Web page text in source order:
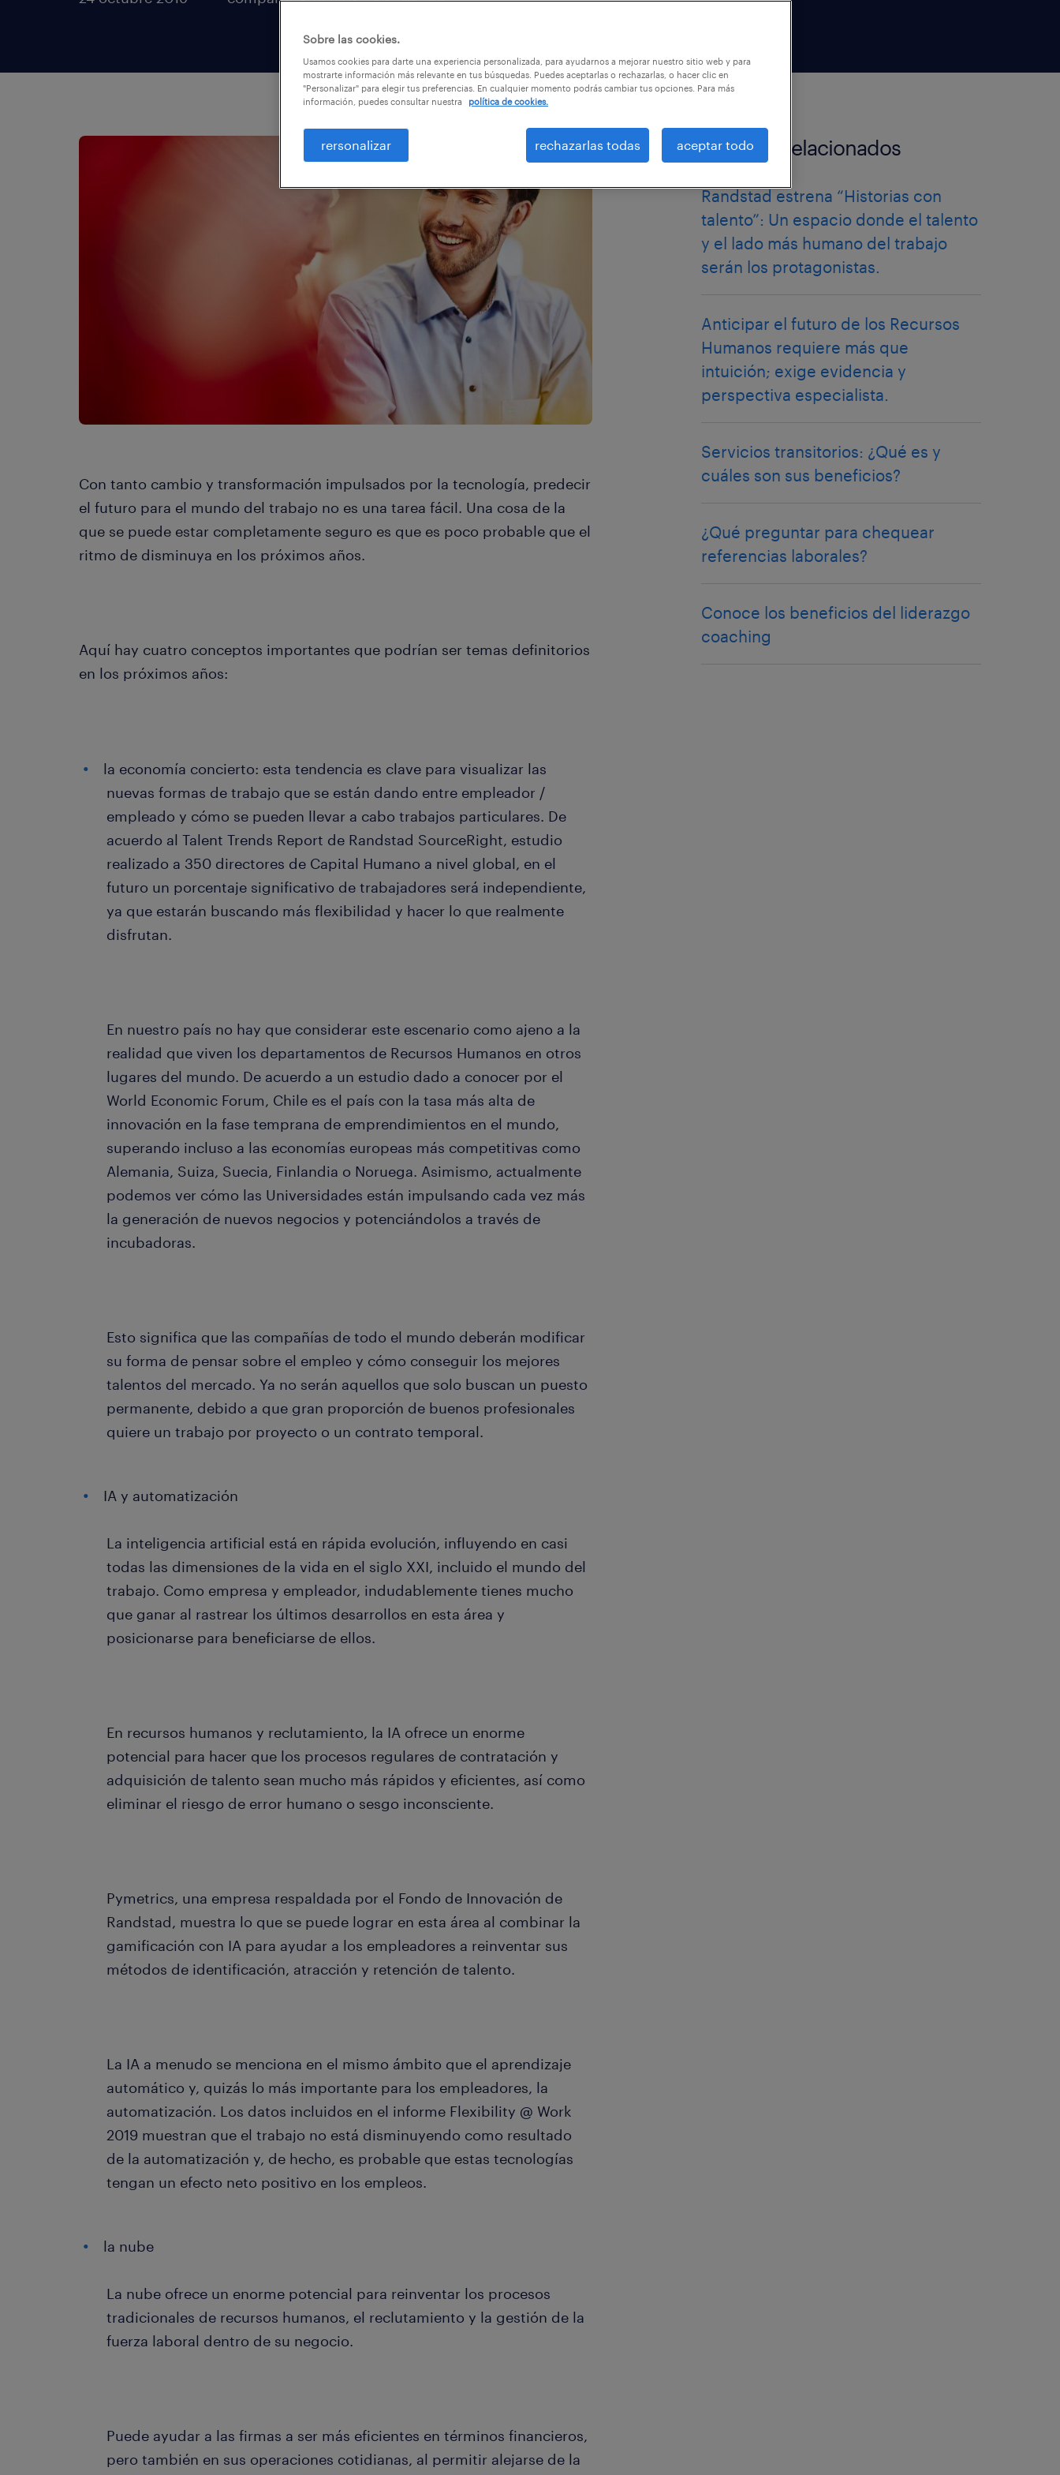
Con tanto cambio y transformación impulsados ​​por la tecnología, predecir
el futuro para el mundo del trabajo no es una tarea fácil. Una cosa de la
que se puede estar completamente seguro es que es poco probable que el
ritmo de disminuya en los próximos años.
Aquí hay cuatro conceptos importantes que podrían ser temas definitorios
en los próximos años:
la economía concierto: esta tendencia es clave para visualizar las
nuevas formas de trabajo que se están dando entre empleador /
empleado y cómo se pueden llevar a cabo trabajos particulares. De
acuerdo al Talent Trends Report de Randstad SourceRight, estudio
realizado a 350 directores de Capital Humano a nivel global, en el
futuro un porcentaje significativo de trabajadores será independiente,
ya que estarán buscando más flexibilidad y hacer lo que realmente
disfrutan.
En nuestro país no hay que considerar este escenario como ajeno a la
realidad que viven los departamentos de Recursos Humanos en otros
lugares del mundo. De acuerdo a un estudio dado a conocer por el
World Economic Forum, Chile es el país con la tasa más alta de
innovación en la fase temprana de emprendimientos en el mundo,
superando incluso a las economías europeas más competitivas como
Alemania, Suiza, Suecia, Finlandia o Noruega. Asimismo, actualmente
podemos ver cómo las Universidades están impulsando cada vez más
la generación de nuevos negocios y potenciándolos a través de
incubadoras.
Esto significa que las compañías de todo el mundo deberán modificar
su forma de pensar sobre el empleo y cómo conseguir los mejores
talentos del mercado. Ya no serán aquellos que solo buscan un puesto
permanente, debido a que gran proporción de buenos profesionales
quiere un trabajo por proyecto o un contrato temporal.
IA y automatización
La inteligencia artificial está en rápida evolución, influyendo en casi
todas las dimensiones de la vida en el siglo XXI, incluido el mundo del
trabajo. Como empresa y empleador, indudablemente tienes mucho
que ganar al rastrear los últimos desarrollos en esta área y
posicionarse para beneficiarse de ellos.
En recursos humanos y reclutamiento, la IA ofrece un enorme
potencial para hacer que los procesos regulares de contratación y
adquisición de talento sean mucho más rápidos y eficientes, así como
eliminar el riesgo de error humano o sesgo inconsciente.
Pymetrics, una empresa respaldada por el Fondo de Innovación de
Randstad, muestra lo que se puede lograr en esta área al combinar la
gamificación con IA para ayudar a los empleadores a reinventar sus
métodos de identificación, atracción y retención de talento.
La IA a menudo se menciona en el mismo ámbito que el aprendizaje
automático y, quizás lo más importante para los empleadores, la
automatización. Los datos incluidos en el informe Flexibility @ Work
2019 muestran que el trabajo no está disminuyendo como resultado
de la automatización y, de hecho, es probable que estas tecnologías
tengan un efecto neto positivo en los empleos.
la nube
La nube ofrece un enorme potencial para reinventar los procesos
tradicionales de recursos humanos, el reclutamiento y la gestión de la
fuerza laboral dentro de su negocio.
Puede ayudar a las firmas a ser más eficientes en términos financieros,
pero también en sus operaciones cotidianas, al permitir alejarse de la
artículos relacionados
Randstad estrena “Historias con
talento”: Un espacio donde el talento
y el lado más humano del trabajo
serán los protagonistas.
Anticipar el futuro de los Recursos
Humanos requiere más que
intuición; exige evidencia y
perspectiva especialista.
Servicios transitorios: ¿Qué es y
cuáles son sus beneficios?
¿Qué preguntar para chequear
referencias laborales?
Conoce los beneficios del liderazgo
coaching
Sobre las cookies.
Usamos cookies para darte una experiencia personalizada, para ayudarnos a mejorar nuestro sitio web y para
mostrarte información más relevante en tus búsquedas. Puedes aceptarlas o rechazarlas, o hacer clic en
"Personalizar" para elegir tus preferencias. En cualquier momento podrás cambiar tus opciones. Para más
información, puedes consultar nuestra
política de cookies.
rersonalizar rechazarlas todas aceptar todo